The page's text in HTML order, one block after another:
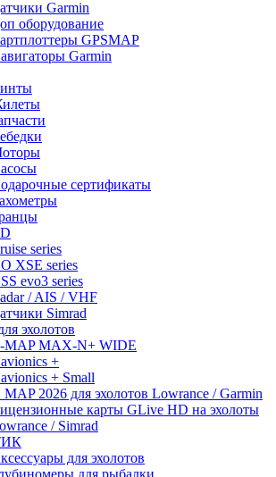
Garmin
оборудование
GPSMAP
Garmin
сертификаты
series
XSE series
evo3 series
/ AIS / VHF
Simrad
эхолотов
MAP MAX-N+ WIDE
+
+ Small
MAP 2026 для эхолотов Lowrance / Garmin
карты GLive HD на эхолоты
/ Simrad
для эхолотов
для рыбалки